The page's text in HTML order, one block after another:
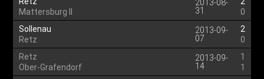
Mattersburg II
2013-08-
31
0
Sollenau
Retz
2013-09-
07
2
0
Retz
Ober-Grafendorf
2013-09-
14
1
1